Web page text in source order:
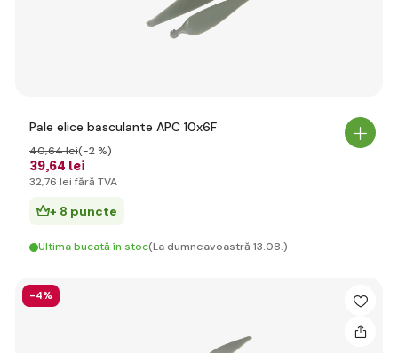
Pale elice basculante APC 10x6F
39,64 lei
40,64 lei(-2 %)
32,76 lei fără TVA
+ 8 puncte
Ultima bucată în stoc(La dumneavoastră 13.08.)
-4%